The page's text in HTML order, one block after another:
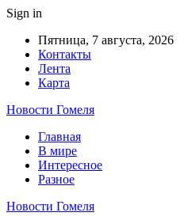
Sign in
Пятница, 7 августа, 2026
Контакты
Лента
Карта
Новости Гомеля
Главная
В мире
Интересное
Разное
Новости Гомеля